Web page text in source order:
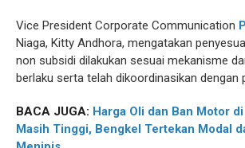
Vice President Corporate Communication
Niaga, Kitty Andhora, mengatakan
non subsidi dilakukan sesuai mekanisme
berlaku serta telah dikoordinasikan dengan
BACA JUGA: Harga Oli dan Ban Motor
Masih Tinggi, Bengkel Tertekan Modal